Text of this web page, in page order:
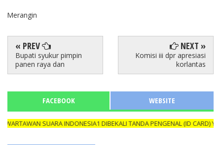
Merangin
« PREV
Bupati syukur pimpin
panen raya dan
NEXT »
Komisi iii dpr apresiasi
korlantas
FACEBOOK WEBSITE
SUARA INDONESIA1 DIBEKALI TANDA PENGENAL (ID CARD) YANG